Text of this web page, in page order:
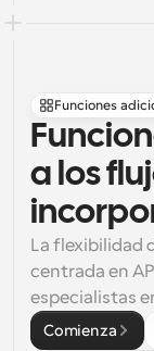
Funciones
a los
La flexibilidad
centrada en
especialistas
Comienza